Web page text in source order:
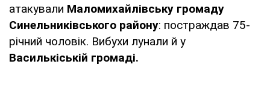
атакували Маломихайлівську громаду
Синельниківського району: постраждав 75-
річний чоловік. Вибухи лунали й у
Василькіській громаді.